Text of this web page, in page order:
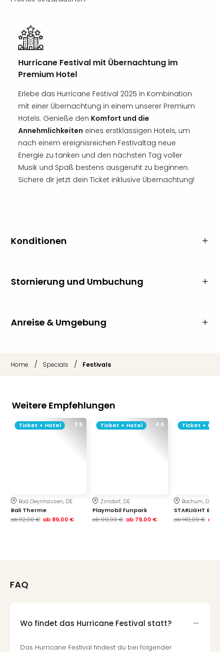
Hurricane Festival mit Übernachtung im
Premium Hotel
Erlebe das Hurricane Festival 2025 in Kombination
mit einer Übernachtung in einem unserer Premium
Hotels. Genieße den Komfort und die
Annehmlichkeiten eines erstklassigen Hotels, um
nach einem ereignisreichen Festivaltag neue
Energie zu tanken und den nächsten Tag voller
Musik und Spaß bestens ausgeruht zu beginnen.
Sichere dir jetzt dein Ticket inklusive Übernachtung!
Konditionen
Stornierung und Umbuchung
Anreise & Umgebung
Home / Specials / Festivals
Weitere Empfehlungen
3.6
Ticket + Hotel
Bad Oeynhausen, DE
Bali Therme
ab112,00 € ab 89,00 €
4.6
Ticket + Hotel
Zirndorf, DE
Playmobil Funpark
ab99,00 € ab 79,00 €
Ticket +
Bochum, DE
STARLIGHT
ab149,00 € ab
FAQ
Wo findet das Hurricane Festival statt?
Das Hurricane Festival findest du bei folgender